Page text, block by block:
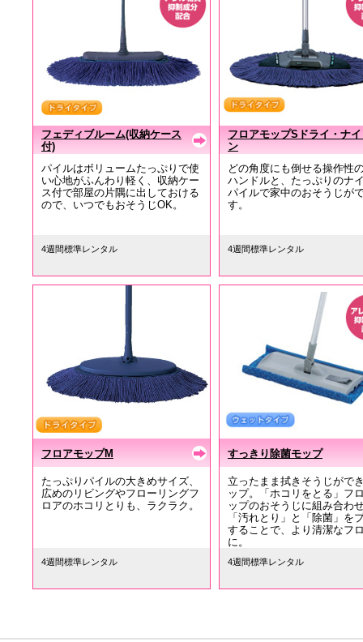
フェディブルーム(収納ケース
付)
パイルはボリュームたっぷりで使
い心地がふんわり軽く、収納ケー
ス付で部屋の片隅に出しておける
ので、いつでもおそうじOK。
4週間標準レンタル
フロアモップSドライ・ナ
ン
どの角度にも倒せる操作性
ハンドルと、たっぷりのナ
パイルで家中のおそうじが
す。
4週間標準レンタル
フロアモップM
たっぷりパイルの大きめサイズ、
広めのリビングやフローリングフ
ロアのホコリとりも、ラクラク。
4週間標準レンタル
すっきり除菌モップ
立ったまま拭きそうじがで
ップ。「ホコリをとる」フ
ップのおそうじに組み合わ
「汚れとり」と「除菌」を
することで、より清潔なフ
に。
4週間標準レンタル